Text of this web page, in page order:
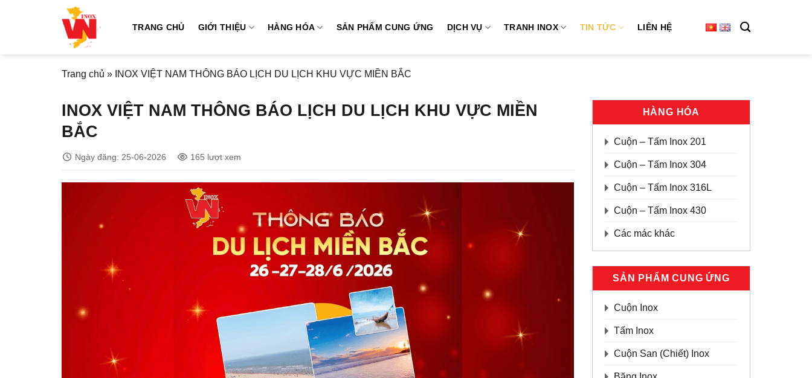
TRANG CHỦ GIỚI THIỆU HÀNG HÓA SẢN PHẨM CUNG ỨNG DỊCH VỤ TRANH INOX TIN TỨC LIÊN HỆ
Trang chủ » INOX VIỆT NAM THÔNG BÁO LỊCH DU LỊCH KHU VỰC MIỀN BẮC
INOX VIỆT NAM THÔNG BÁO LỊCH DU LỊCH KHU VỰC MIỀN
BẮC
Ngày đăng: 25-06-2026 165 lượt xem
HÀNG HÓA
Cuộn – Tấm Inox 201
Cuộn – Tấm Inox 304
Cuộn – Tấm Inox 316L
Cuộn – Tấm Inox 430
Các mác khác
SẢN PHẨM CUNG ỨNG
Cuộn Inox
Tấm Inox
Cuộn San (Chiết) Inox